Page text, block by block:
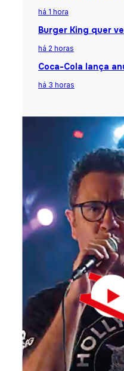
há 1 hora
Burger King quer
há 2 horas
Coca-Cola lança
há 3 horas